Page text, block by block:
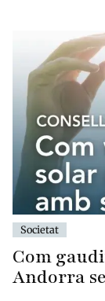
Societat
Com
Andorra